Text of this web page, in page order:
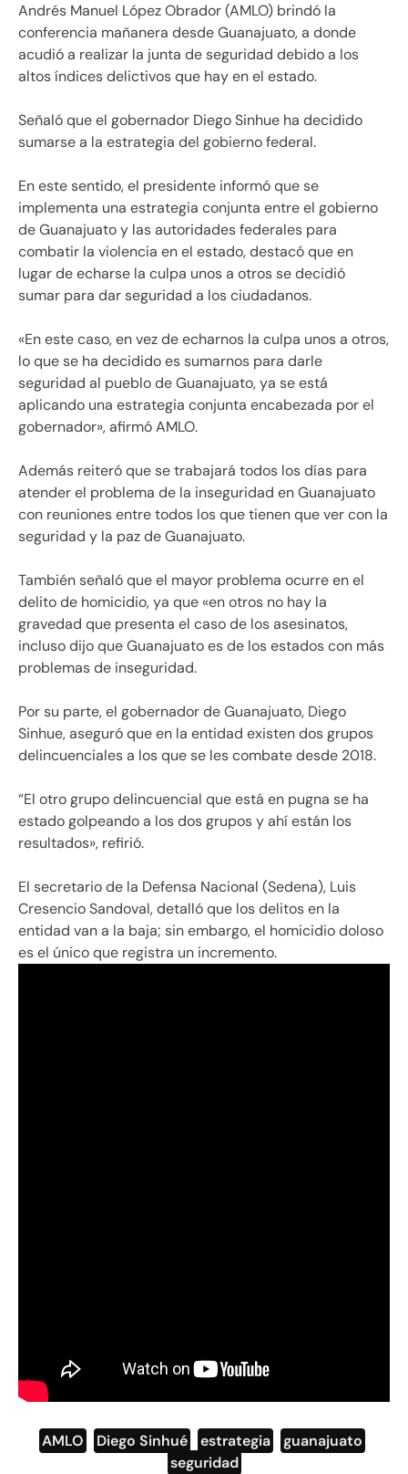
Andrés Manuel López Obrador (AMLO) brindó la
conferencia mañanera desde Guanajuato, a donde
acudió a realizar la junta de seguridad debido a los
altos índices delictivos que hay en el estado.
Señaló que el gobernador Diego Sinhue ha decidido
sumarse a la estrategia del gobierno federal.
En este sentido, el presidente informó que se
implementa una estrategia conjunta entre el gobierno
de Guanajuato y las autoridades federales para
combatir la violencia en el estado, destacó que en
lugar de echarse la culpa unos a otros se decidió
sumar para dar seguridad a los ciudadanos.
«En este caso, en vez de echarnos la culpa unos a otros,
lo que se ha decidido es sumarnos para darle
seguridad al pueblo de Guanajuato, ya se está
aplicando una estrategia conjunta encabezada por el
gobernador», afirmó AMLO.
Además reiteró que se trabajará todos los días para
atender el problema de la inseguridad en Guanajuato
con reuniones entre todos los que tienen que ver con la
seguridad y la paz de Guanajuato.
También señaló que el mayor problema ocurre en el
delito de homicidio, ya que «en otros no hay la
gravedad que presenta el caso de los asesinatos,
incluso dijo que Guanajuato es de los estados con más
problemas de inseguridad.
Por su parte, el gobernador de Guanajuato, Diego
Sinhue, aseguró que en la entidad existen dos grupos
delincuenciales a los que se les combate desde 2018.
“El otro grupo delincuencial que está en pugna se ha
estado golpeando a los dos grupos y ahí están los
resultados», refirió.
El secretario de la Defensa Nacional (Sedena), Luis
Cresencio Sandoval, detalló que los delitos en la
entidad van a la baja; sin embargo, el homicidio doloso
es el único que registra un incremento.
AMLO Diego Sinhué estrategia guanajuato
seguridad